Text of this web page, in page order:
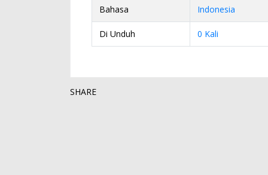
Bahasa Indonesia
Di Unduh 0 Kali
SHARE